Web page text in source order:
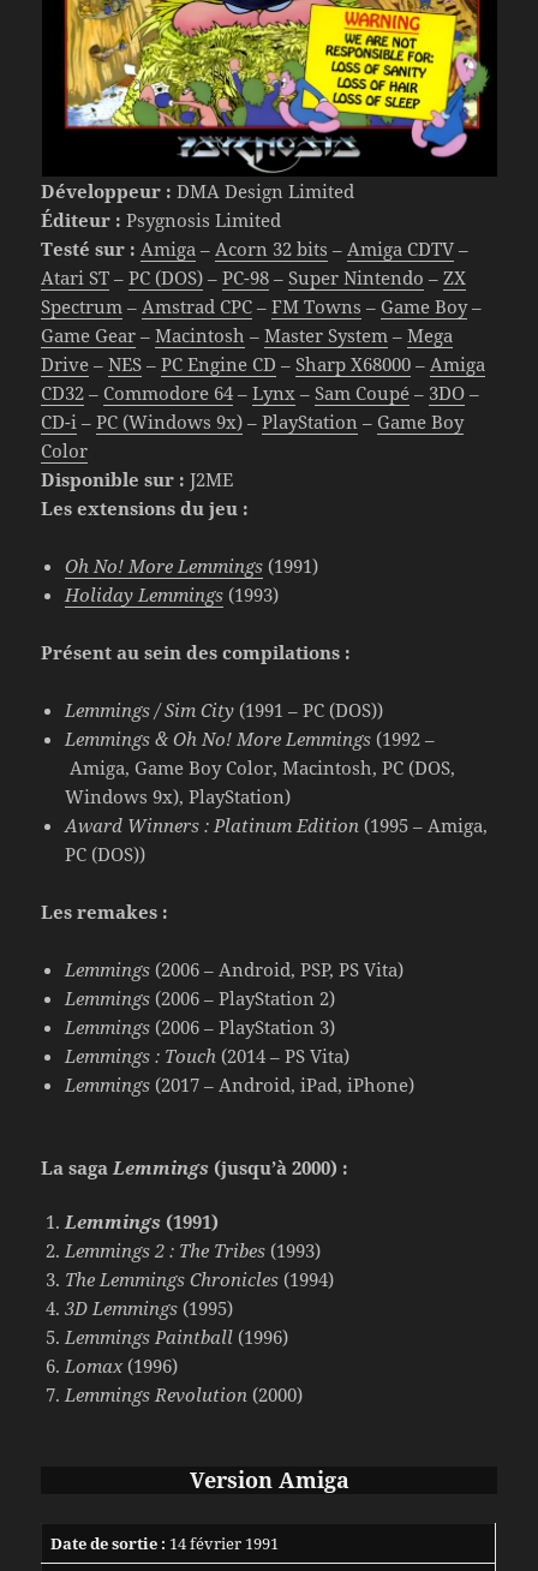
Développeur : DMA Design Limited
Éditeur : Psygnosis Limited
Testé sur : Amiga –Acorn 32 bits –Amiga CDTV –
Atari ST –PC (DOS) –PC-98 –Super Nintendo –ZX
Spectrum –Amstrad CPC –FM Towns – Game Boy–
Game Gear –Macintosh –Master System –Mega
Drive –NES –PC Engine CD –Sharp X68000 –Amiga
CD32 – Commodore 64 –Lynx –Sam Coupé – 3DO –
CD-i –PC (Windows 9x) –PlayStation – Game Boy
Color
Disponible sur : J2ME
Les extensions du jeu :
Oh No! More Lemmings (1991)
Holiday Lemmings (1993)
Présent au sein des compilations :
Lemmings / Sim City (1991 – PC (DOS))
Lemmings & Oh No! More Lemmings (1992 –
Amiga, Game Boy Color, Macintosh, PC (DOS,
Windows 9x), PlayStation)
Award Winners : Platinum Edition (1995 – Amiga,
PC (DOS))
Les remakes :
Lemmings (2006 – Android, PSP, PS Vita)
Lemmings (2006 – PlayStation 2)
Lemmings (2006 – PlayStation 3)
Lemmings : Touch (2014 – PS Vita)
Lemmings (2017 – Android, iPad, iPhone)
La sagaLemmings (jusqu’à 2000) :
Lemmings (1991)
Lemmings 2 : The Tribes (1993)
The Lemmings Chronicles (1994)
3D Lemmings (1995)
Lemmings Paintball (1996)
Lomax(1996)
Lemmings Revolution (2000)
Version Amiga
Date de sortie : 14 février 1991